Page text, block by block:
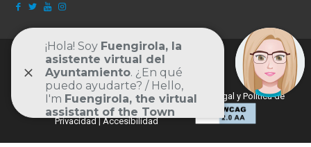
Facebook
X Youtube
Volver al inicio de la
© 2024 Portal Municipal de Fuengirola. |Aviso Legal y Política de
Privacidad|Accesibilidad